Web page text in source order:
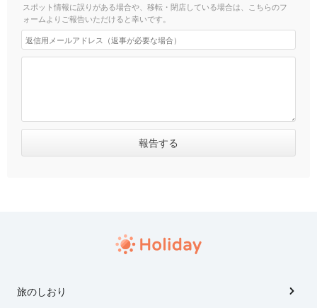
スポット情報に誤りがある場合や、移転・閉店している場合は、こちらのフ
ォームよりご報告いただけると幸いです。
旅のしおり